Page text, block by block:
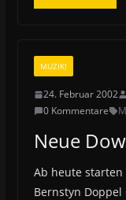
MUZIK!
24. Februar 2002
0 Kommentare
Neue
Ab heute starten
Bernstyn